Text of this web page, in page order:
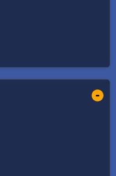
-